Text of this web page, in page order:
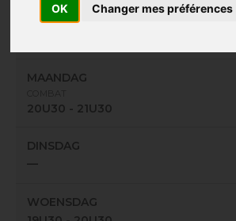
OK Changer mes préférences
MAANDAG
MAANDAG
20U30 - 21U30
DINSDAG
—
WOENSDAG